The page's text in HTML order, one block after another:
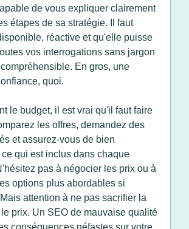
de vous expliquer clairement
étapes de sa stratégie. Il faut
réactive et qu'elle puisse
vos interrogations sans jargon
En gros, une
quoi.
le budget, il est vrai qu'il faut faire
les offres, demandez des
et assurez-vous de bien
qui est inclus dans chaque
pas à négocier les prix ou à
options plus abordables si
attention à ne pas sacrifier la
prix. Un SEO de mauvaise qualité
conséquences néfastes sur votre